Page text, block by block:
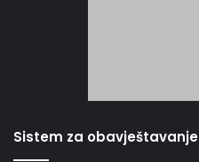
Sistem za obavještavanje